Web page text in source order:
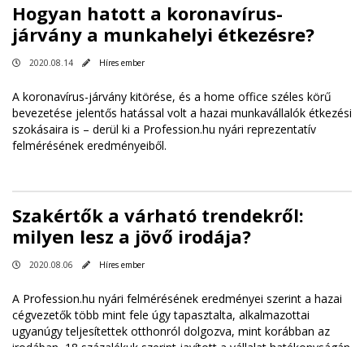
Hogyan hatott a koronavírus-
járvány a munkahelyi étkezésre?
2020.08.14 Híres ember
A koronavírus-járvány kitörése, és a home office széles körű
bevezetése jelentős hatással volt a hazai munkavállalók étkezési
szokásaira is – derül ki a Profession.hu nyári reprezentatív
felmérésének eredményeiből.
Szakértők a várható trendekről:
milyen lesz a jövő irodája?
2020.08.06 Híres ember
A Profession.hu nyári felmérésének eredményei szerint a hazai
cégvezetők több mint fele úgy tapasztalta, alkalmazottai
ugyanúgy teljesítettek otthonról dolgozva, mint korábban az